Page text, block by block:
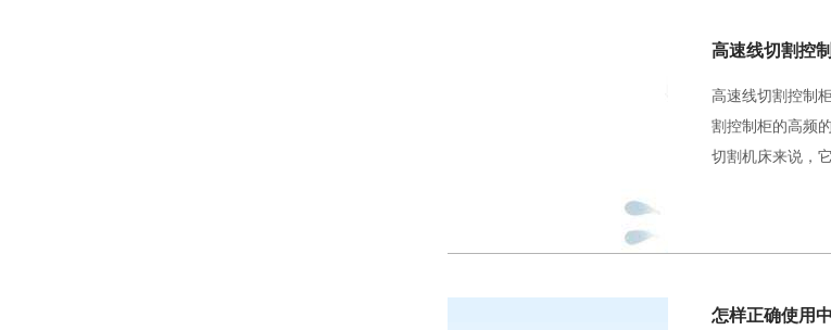
高速线切割控
高速线切割控制
割控制柜的高频
切割机床来说，
怎样正确使用